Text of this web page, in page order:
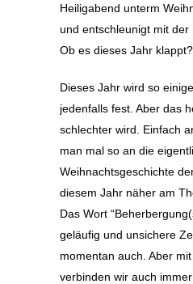
Heiligabend unterm
und entschleunigt mit der
Ob es dieses Jahr klappt?
Dieses Jahr wird so
jedenfalls fest. Aber das
schlechter wird. Einfach
man mal so an die
Weihnachtsgeschichte
diesem Jahr näher am
Das Wort
geläufig und unsichere
momentan auch. Aber
verbinden wir auch